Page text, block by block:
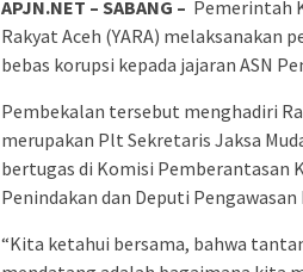
APJN.NET – SABANG – Pemerintah
Rakyat Aceh (YARA)
bebas korupsi kepada jajaran ASN
Pembekalan tersebut menghadiri
merupakan Plt Sekretaris Jaksa
bertugas di Komisi Pemberantasan
Penindakan dan Deputi
“Kita ketahui bersama, bahwa